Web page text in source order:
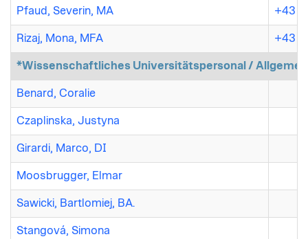
Pfaud, Severin, MA +43
Rizaj, Mona, MFA +43
*Wissenschaftliches Universitätspersonal /
Benard, Coralie
Czaplinska, Justyna
Girardi, Marco, DI
Moosbrugger, Elmar
Sawicki, Bartlomiej, BA.
Stangová, Simona